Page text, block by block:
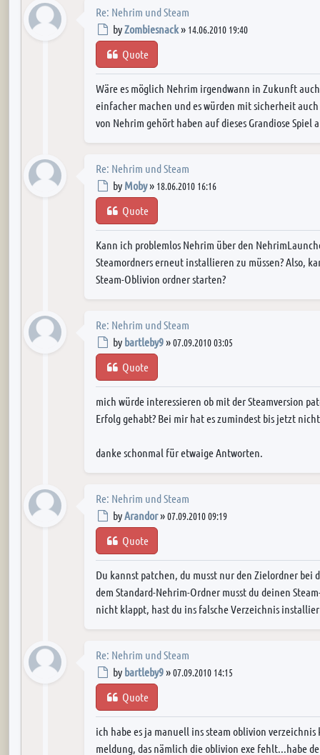
Re: Nehrim und Steam
Post
byZombiesnack» 14.06.2010 19:40
Quote
Wäre es möglich Nehrim irgendwann in Zukunft
einfacher machen und es würden mit sicherheit
von Nehrim gehört haben auf dieses Grandiose Spiel
Re: Nehrim und Steam
Post
by Moby» 18.06.2010 16:16
Quote
Kann ich problemlos Nehrim über den
Steamordners erneut installieren zu müssen? Also,
Steam-Oblivion ordner starten?
Re: Nehrim und Steam
Post
by bartleby9»07.09.2010 03:05
Quote
mich würde interessieren ob mit der Steamversion
Erfolg gehabt? Bei mir hat es zumindest bis jetzt
danke schonmal für etwaige Antworten.
Re: Nehrim und Steam
Post
byArandor»07.09.2010 09:19
Quote
Du kannst patchen, du musst nur den Zielordner
dem Standard-Nehrim-Ordner musst du deinen
nicht klappt, hast du ins falsche Verzeichnis
Re: Nehrim und Steam
Post
by bartleby9»07.09.2010 14:15
Quote
ich habe es ja manuell ins steam oblivion
meldung, das nämlich die oblivion exe fehlt...habe